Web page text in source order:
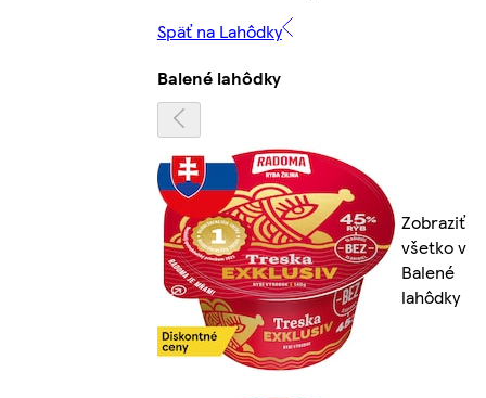
Späť na Lahôdky
Balené lahôdky
Zobraziť
všetko v
Balené
lahôdky